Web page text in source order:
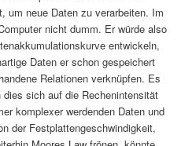
um neue Daten zu verarbeiten. Im
nicht dumm. Er würde also
entwickeln,
Daten er schon gespeichert
Relationen verknüpfen. Es
sich auf die Rechenintensität
komplexer werdenden Daten und
der Festplattengeschwindigkeit,